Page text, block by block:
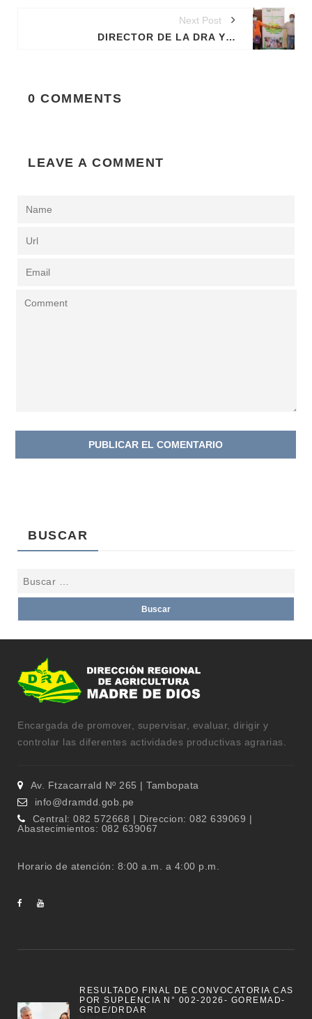
Next Post
DIRECTOR DE LA DRA Y CONGRESISTA EVALUARON GESTIONES ANTE MIDAGRI Y CUMPLIMIENTO DE COMPROMISOS CON AGRICULTORES.
0 COMMENTS
LEAVE A COMMENT
BUSCAR
Encargada de promover, supervisar, evaluar, dirigir y
controlar las diferentes actividades productivas agrarias.
Av. Ftzacarrald Nº 265 | Tambopata
info@dramdd.gob.pe
Central: 082 572668 | Direccion: 082 639069 |
Abastecimientos: 082 639067
Horario de atención: 8:00 a.m. a 4:00 p.m.
RESULTADO FINAL DE CONVOCATORIA CAS
POR SUPLENCIA N° 002-2026- GOREMAD-
GRDE/DRDAR